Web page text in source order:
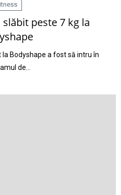
peste 7 kg la
Bodyshape a fost să intru în
de…